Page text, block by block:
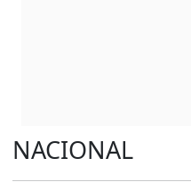
NACIONAL